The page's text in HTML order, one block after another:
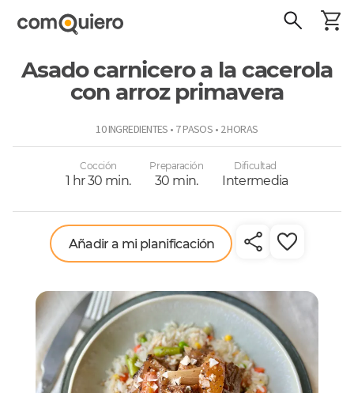
Asado carnicero a la cacerola
con arroz primavera
10 INGREDIENTES • 7 PASOS • 2 HORAS
Cocción
1 hr 30 min.
Preparación
30 min.
Dificultad
Intermedia
Añadir a mi planificación